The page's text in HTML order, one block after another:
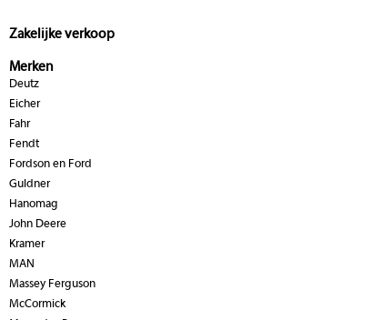
Zakelijke verkoop
Merken
Deutz
Eicher
Fahr
Fendt
Fordson en Ford
Guldner
Hanomag
John Deere
Kramer
MAN
Massey Ferguson
McCormick